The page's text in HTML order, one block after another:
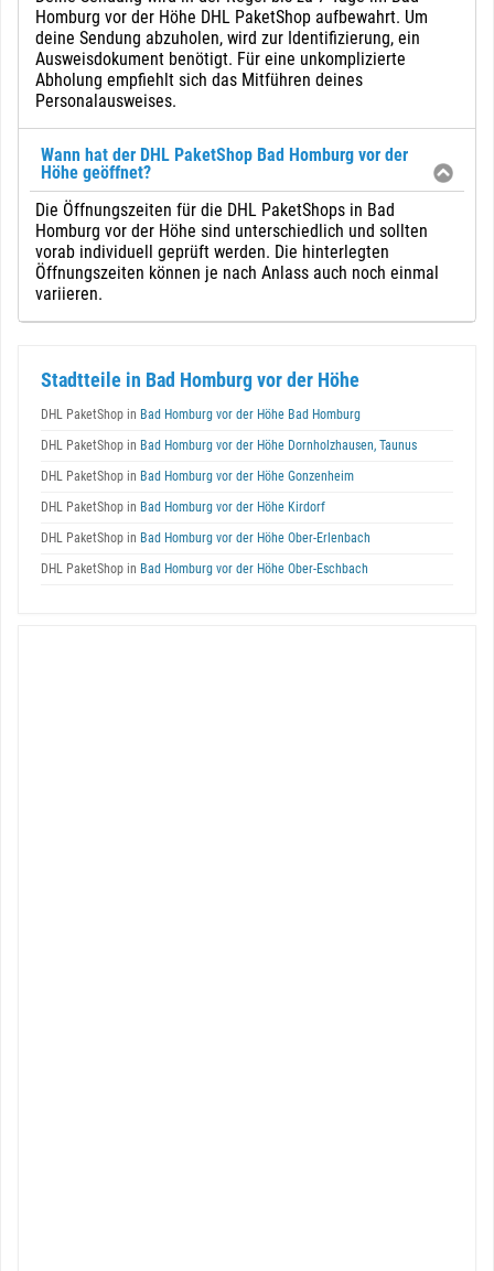
Homburg vor der Höhe DHL PaketShop aufbewahrt. Um
deine Sendung abzuholen, wird zur Identifizierung, ein
Ausweisdokument benötigt. Für eine unkomplizierte
Abholung empfiehlt sich das Mitführen deines
Personalausweises.
Wann hat der DHL PaketShop Bad Homburg vor der
Höhe geöffnet?
Die Öffnungszeiten für die DHL PaketShops in Bad
Homburg vor der Höhe sind unterschiedlich und sollten
vorab individuell geprüft werden. Die hinterlegten
Öffnungszeiten können je nach Anlass auch noch einmal
variieren.
Stadtteile in Bad Homburg vor der Höhe
DHL PaketShop in Bad Homburg vor der Höhe Bad Homburg
DHL PaketShop in Bad Homburg vor der Höhe Dornholzhausen, Taunus
DHL PaketShop in Bad Homburg vor der Höhe Gonzenheim
DHL PaketShop in Bad Homburg vor der Höhe Kirdorf
DHL PaketShop in Bad Homburg vor der Höhe Ober-Erlenbach
DHL PaketShop in Bad Homburg vor der Höhe Ober-Eschbach